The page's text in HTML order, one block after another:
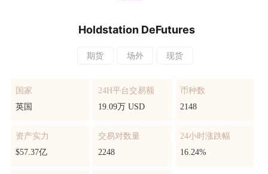
Holdstation DeFutures
期货 场外 现货
国家
英国
24H平台交易额
19.09万 USD
币种数
2148
资产实力
$57.37亿
交易对数量
2248
24小时涨跌幅
16.24%